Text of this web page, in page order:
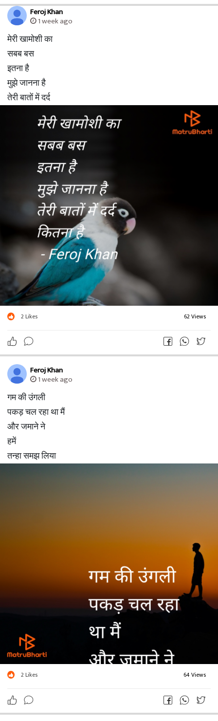
Feroj Khan
1 week ago
मेरी खामोशी का
सबब बस
इतना है
मुझे जानना है
तेरी बातों में दर्द
- Feroj Khan
2Likes 62 Views
Feroj Khan
1 week ago
गम की उंगली
पकड़ चल रहा था मैं
और जमाने ने
हमें
तन्हा समझ लिया
2Likes 64 Views